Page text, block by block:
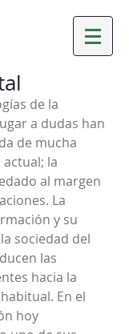
de la
a dudas han
de mucha
la
al margen
La
y su
sociedad del
las
hacia la
En el
hoy